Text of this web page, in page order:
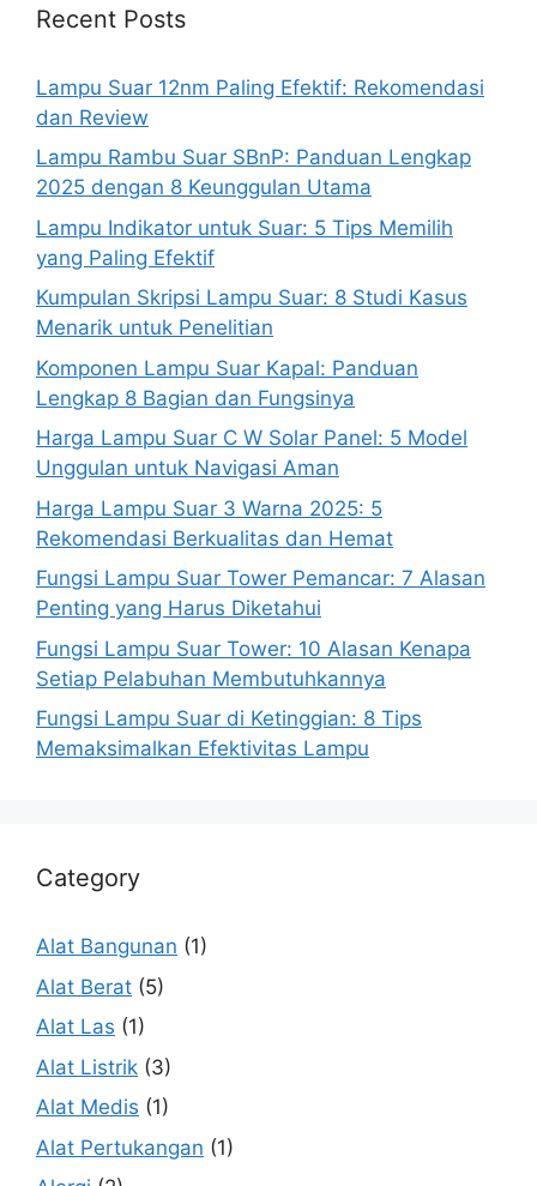
Recent Posts
Lampu Suar 12nm Paling Efektif: Rekomendasi
dan Review
Lampu Rambu Suar SBnP: Panduan Lengkap
2025 dengan 8 Keunggulan Utama
Lampu Indikator untuk Suar: 5 Tips Memilih
yang Paling Efektif
Kumpulan Skripsi Lampu Suar: 8 Studi Kasus
Menarik untuk Penelitian
Komponen Lampu Suar Kapal: Panduan
Lengkap 8 Bagian dan Fungsinya
Harga Lampu Suar C W Solar Panel: 5 Model
Unggulan untuk Navigasi Aman
Harga Lampu Suar 3 Warna 2025: 5
Rekomendasi Berkualitas dan Hemat
Fungsi Lampu Suar Tower Pemancar: 7 Alasan
Penting yang Harus Diketahui
Fungsi Lampu Suar Tower: 10 Alasan Kenapa
Setiap Pelabuhan Membutuhkannya
Fungsi Lampu Suar di Ketinggian: 8 Tips
Memaksimalkan Efektivitas Lampu
Category
Alat Bangunan (1)
Alat Berat (5)
Alat Las (1)
Alat Listrik (3)
Alat Medis (1)
Alat Pertukangan (1)